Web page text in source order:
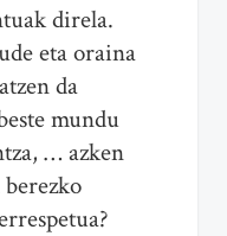
direla.
eta oraina
da
mundu
… azken